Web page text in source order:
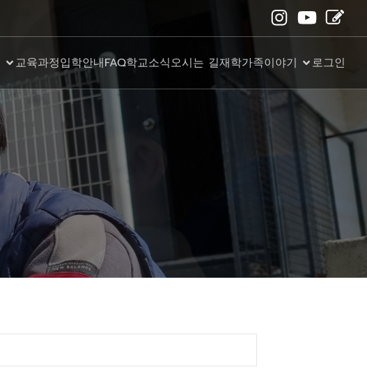
교육과정입학안내FAQ학교소식오시는 길재학가족이야기 로그인